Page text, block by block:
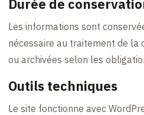
Durée de
Les informations sont
nécessaire au traitement de la
ou archivées selon les
Outils techniques
Le site fonctionne avec